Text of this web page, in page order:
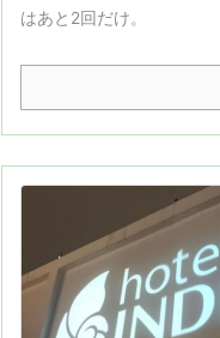
はあと2回だけ。